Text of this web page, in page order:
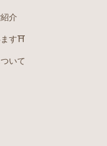
介
ます⛩
いて